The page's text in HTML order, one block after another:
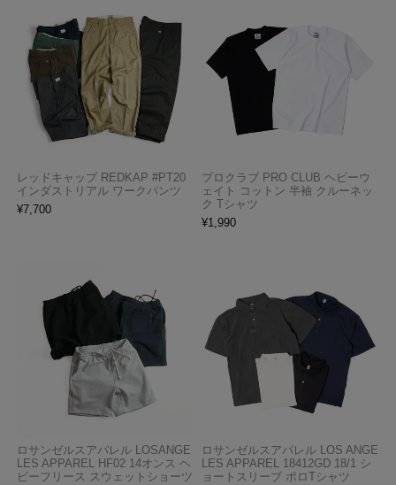
レッドキャップ REDKAP #PT20
インダストリアル ワークパンツ
¥7,700
プロクラブ PRO CLUB ヘビーウ
ェイト コットン 半袖 クルーネッ
ク Tシャツ
¥1,990
ロサンゼルスアパレル LOSANGE
LES APPAREL HF02 14オンス ヘ
ビーフリース スウェットショーツ
ロサンゼルスアパレル LOS ANGE
LES APPAREL 18412GD 18/1 シ
ョートスリーブ ポロTシャツ